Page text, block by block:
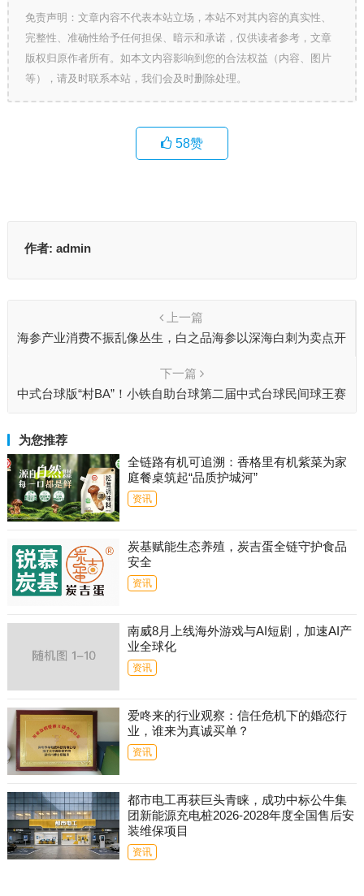
免责声明：文章内容不代表本站立场，本站不对其内容的真实性、
完整性、准确性给予任何担保、暗示和承诺，仅供读者参考，文章
版权归原作者所有。如本文内容影响到您的合法权益（内容、图片
等），请及时联系本站，我们会及时删除处理。
58赞
作者: admin
上一篇
海参产业消费不振乱像丛生，白之品海参以深海白刺为卖点开
下一篇
中式台球版“村BA”！小铁自助台球第二届中式台球民间球王赛
为您推荐
全链路有机可追溯：香格里有机紫菜为家
庭餐桌筑起“品质护城河”
资讯
炭基赋能生态养殖，炭吉蛋全链守护食品
安全
资讯
南威8月上线海外游戏与AI短剧，加速AI产
业全球化
资讯
爱咚来的行业观察：信任危机下的婚恋行
业，谁来为真诚买单？
资讯
都市电工再获巨头青睐，成功中标公牛集
团新能源充电桩2026-2028年度全国售后安
装维保项目
资讯